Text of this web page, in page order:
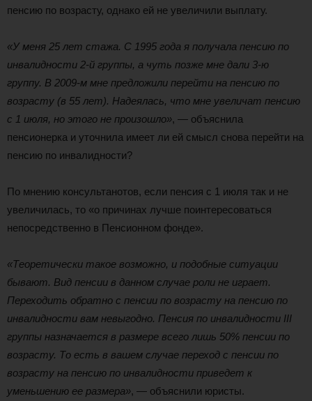
пенсию по возрасту, однако ей не увеличили выплату.
«У меня 25 лет стажа. С 1995 года я получала пенсию по
инвалидности 2-й группы, а чуть позже мне дали 3-ю
группу. В 2009-м мне предложили перейти на пенсию по
возрасту (в 55 лет). Надеялась, что мне увеличат пенсию
с 1 июля, но этого не произошло», — объяснила
пенсионерка и уточнила имеет ли ей смысл снова перейти на
пенсию по инвалидности?
По мнению консультанотов, если пенсия с 1 июля так и не
увеличилась, то «о причинах лучше поинтересоваться
непосредственно в Пенсионном фонде».
«Теоретически такое возможно, и подобные ситуации
бывают. Вид пенсии в данном случае роли не играет.
Переходить обратно с пенсии по возрасту на пенсию по
инвалидности вам невыгодно. Пенсия по инвалидности ІІІ
группы назначается в размере всего лишь 50% пенсии по
возрасту. То есть в вашем случае переход с пенсии по
возрасту на пенсию по инвалидности приведет к
уменьшению ее размера», — объяснили юристы.